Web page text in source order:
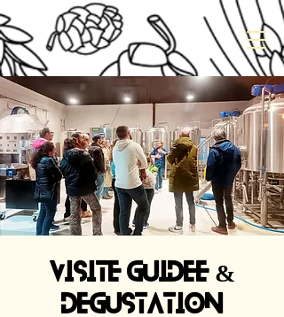
VISITE GUIDEE &
DEGUSTATION